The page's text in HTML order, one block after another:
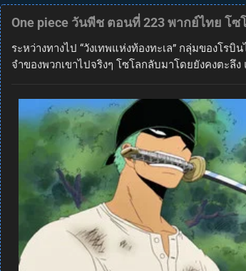
One piece วันพีช ตอนที่ 223 พากย์ไทย โ
ระหว่างทางไป “วังเทพแห่งท้องทะเล” กลุ่มของโ
จำของพวกเขาไปจริงๆ โซโลกลับมาโดยยังคงตะลึ